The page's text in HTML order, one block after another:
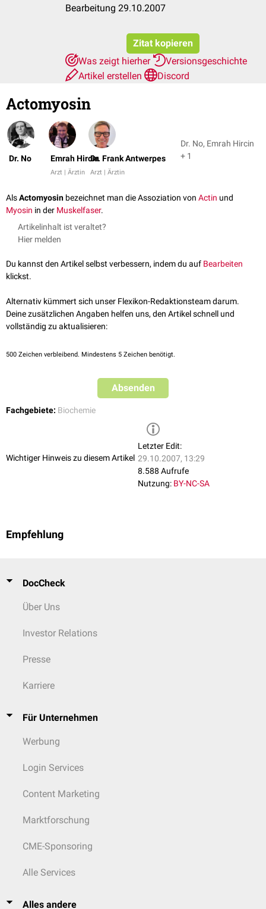
Bearbeitung 29.10.2007
Zitat kopieren
Was zeigt hierher
Versionsgeschichte
Artikel erstellen
Discord
Actomyosin
Dr. No Emrah Hircin
Arzt | Ärztin
Dr. Frank Antwerpes
Arzt | Ärztin
Dr. No, Emrah Hircin
+ 1
AlsActomyosin bezeichnet man die Assoziation von Actin und
Myosin in der Muskelfaser.
Artikelinhalt ist veraltet?
Hier melden
Du kannst den Artikel selbst verbessern, indem du auf Bearbeiten
klickst.
Alternativ kümmert sich unser Flexikon-Redaktionsteam darum.
Deine zusätzlichen Angaben helfen uns, den Artikel schnell und
vollständig zu aktualisieren:
500 Zeichen verbleibend. Mindestens 5 Zeichen benötigt.
Absenden
Fachgebiete: Biochemie
Wichtiger Hinweis zu diesem Artikel
Letzter Edit:
29.10.2007, 13:29
8.588 Aufrufe
Nutzung: BY-NC-SA
Empfehlung
DocCheck
Über Uns
Investor Relations
Presse
Karriere
Für Unternehmen
Werbung
Login Services
Content Marketing
Marktforschung
CME-Sponsoring
Alle Services
Alles andere